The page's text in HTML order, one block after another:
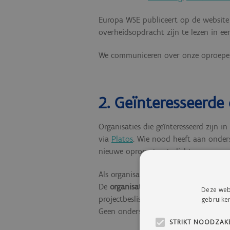
Europa WSE publiceert op de
overheidsopdracht zijn te lezen in
We communiceren over onze
2.
Organisaties die geïnteresseerd zijn
via Platos. Wie nood heeft aan
nieuwe oproep toe te lichten.
Als organisatie reageer je
De organisatieverantwoordelijke
projectbeslissing) en gaat hierdoor
Geen onderschrijving, of geen
Deze
STRIKT